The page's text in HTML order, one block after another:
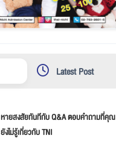
Latest Post
หายสงสัยทันทีกับ Q&A ตอบคำถามที่คุณ
ยังไม่รู้เกี่ยวกับ TNI